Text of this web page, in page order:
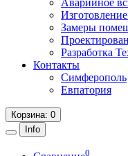
Аварийное
Изготовление
Замеры
Разработка
Контакты
Симферополь
Евпатория
Корзина: 0
Info
0